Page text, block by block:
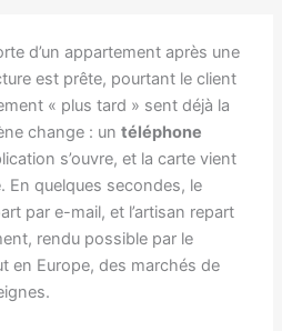
d’un appartement après une
est prête, pourtant le client
« plus tard » sent déjà la
change : untéléphone
s’ouvre, et la carte vient
En quelques secondes, le
par e-mail, et l’artisan repart
rendu possible par le
en Europe, des marchés de